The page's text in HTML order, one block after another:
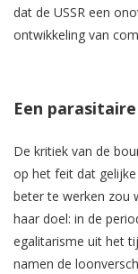
dat de USSR een
ontwikkeling van
Een
De kritiek van de
op het feit dat
beter te werken zou
haar doel: in de
egalitarisme uit het
namen de